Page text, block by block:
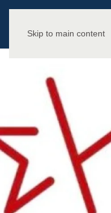
Skip to main content